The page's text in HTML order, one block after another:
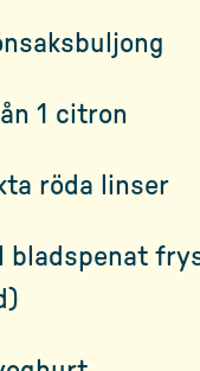
1 citron
röda linser
bladspenat